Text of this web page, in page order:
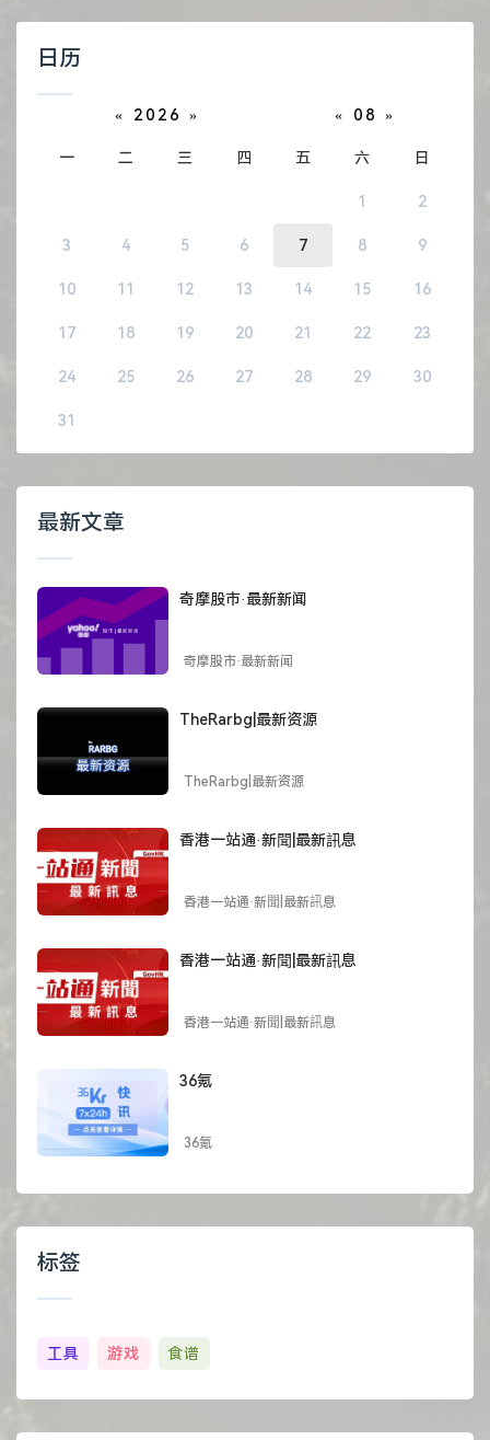
日历
« 2026 » « 08 »
一 二 三 四 五 六 日
1 2
3 4 5 6 7 8 9
10 11 12 13 14 15 16
17 18 19 20 21 22 23
24 25 26 27 28 29 30
31
最新文章
奇摩股市·最新新闻
奇摩股市·最新新闻
TheRarbg|最新资源
TheRarbg|最新资源
香港一站通·新聞|最新訊息
香港一站通·新聞|最新訊息
香港一站通·新聞|最新訊息
香港一站通·新聞|最新訊息
36氪
36氪
标签
工具 游戏 食谱